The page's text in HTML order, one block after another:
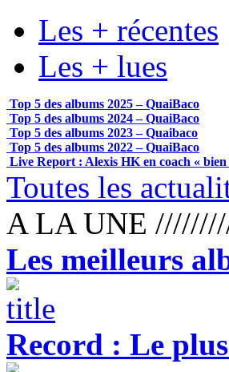
Les + récentes
Les + lues
Top 5 des albums 2025 – QuaiBaco
Top 5 des albums 2024 – QuaiBaco
Top 5 des albums 2023 – Quaibaco
Top 5 des albums 2022 – QuaiBaco
Live Report : Alexis HK en coach «
Toutes les
A LA UNE
Les meilleurs
Record : Le